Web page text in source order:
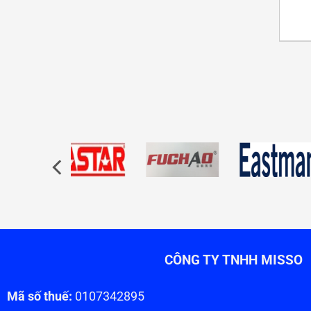
CÔNG TY TNHH MISSO
Mã số thuế: 0107342895